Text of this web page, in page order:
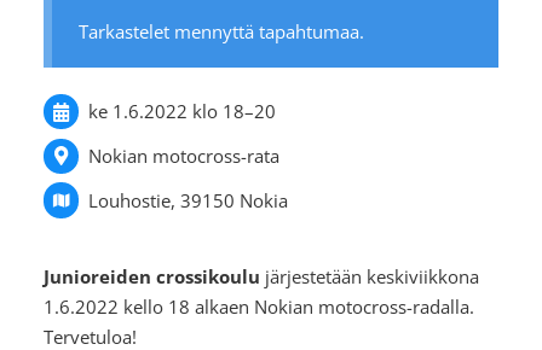
Tarkastelet mennyttä tapahtumaa.
ke 1.6.2022 klo 18–20
Nokian motocross-rata
Louhostie, 39150 Nokia
Junioreiden crossikoulu ⁠⁠⁠⁠⁠⁠⁠järjestetään keskiviikkona
1.6.2022 kello 18 alkaen Nokian motocross-radalla.
Tervetuloa!